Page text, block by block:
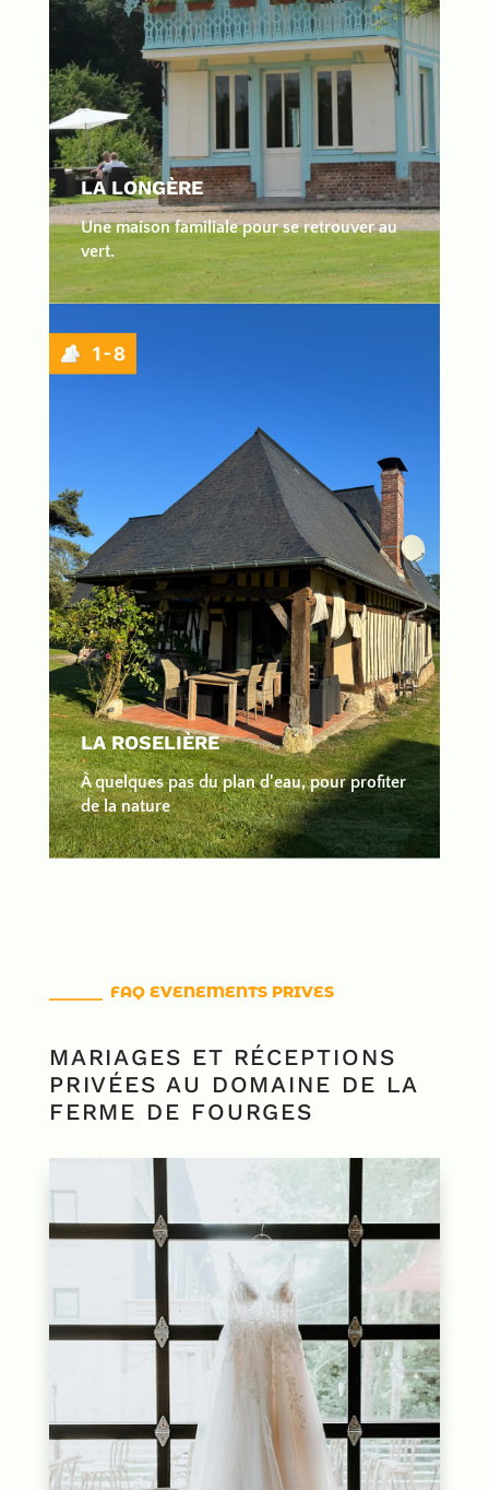
LA LONGÈRE
Une maison familiale pour se retrouver au
vert.
LA ROSELIÈRE
À quelques pas du plan d'eau, pour profiter
de la nature
⎯⎯⎯⎯⎯⎯ FAQ EVENEMENTS PRIVES
MARIAGES ET RÉCEPTIONS
PRIVÉES AU DOMAINE DE LA
FERME DE FOURGES